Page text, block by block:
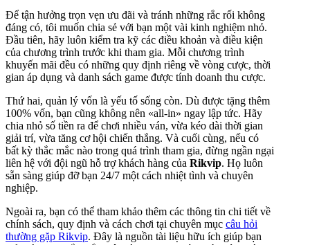
Để tận hưởng trọn vẹn ưu đãi và tránh những rắc rối không
đáng có, tôi muốn chia sẻ với bạn một vài kinh nghiệm nhỏ.
Đầu tiên, hãy luôn kiểm tra kỹ các điều khoản và điều kiện
của chương trình trước khi tham gia. Mỗi chương trình
khuyến mãi đều có những quy định riêng về vòng cược, thời
gian áp dụng và danh sách game được tính doanh thu cược.
Thứ hai, quản lý vốn là yếu tố sống còn. Dù được tặng thêm
100% vốn, bạn cũng không nên «all-in» ngay lập tức. Hãy
chia nhỏ số tiền ra để chơi nhiều ván, vừa kéo dài thời gian
giải trí, vừa tăng cơ hội chiến thắng. Và cuối cùng, nếu có
bất kỳ thắc mắc nào trong quá trình tham gia, đừng ngần ngại
liên hệ với đội ngũ hỗ trợ khách hàng của Rikvip. Họ luôn
sẵn sàng giúp đỡ bạn 24/7 một cách nhiệt tình và chuyên
nghiệp.
Ngoài ra, bạn có thể tham khảo thêm các thông tin chi tiết về
chính sách, quy định và cách chơi tại chuyên mục câu hỏi
thường gặp Rikvip. Đây là nguồn tài liệu hữu ích giúp bạn